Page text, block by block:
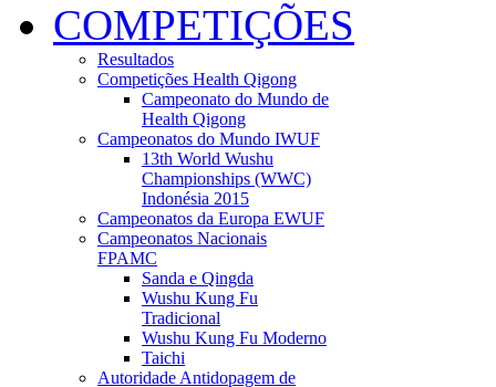
COMPETIÇÕES
Resultados
Competições Health Qigong
Campeonato do Mundo de
Health Qigong
Campeonatos do Mundo IWUF
13th World Wushu
Championships (WWC)
Indonésia 2015
Campeonatos da Europa EWUF
Campeonatos Nacionais
FPAMC
Sanda e Qingda
Wushu Kung Fu
Tradicional
Wushu Kung Fu Moderno
Taichi
Autoridade Antidopagem de